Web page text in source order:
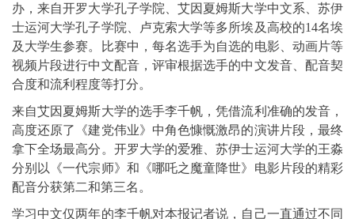
办，来自开罗大学孔子学院、艾因夏姆斯大学中文系、苏伊
士运河大学孔子学院、卢克索大学等多所埃及高校的14名埃
及大学生参赛。比赛中，每名选手为自选的电影、动画片等
视频片段进行中文配音，评审根据选手的中文发音、配音契
合度和流利程度等打分。
来自艾因夏姆斯大学的选手李千帆，凭借流利准确的发音，
高度还原了《建党伟业》中角色慷慨激昂的演讲片段，最终
拿下全场最高分。开罗大学的爱雅、苏伊士运河大学的王淼
分别以《一代宗师》和《哪吒之魔童降世》电影片段的精彩
配音分获第二和第三名。
学习中文仅两年的李千帆对本报记者说，自己一直通过不同